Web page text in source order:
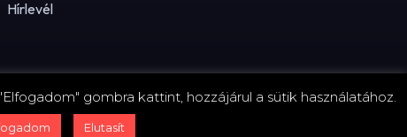
Hírlevél
· Adatvédelmi tájékoztató (PDF) Süti-beállítások
gombra kattint, hozzájárul a sütik használatához.
Elutasít